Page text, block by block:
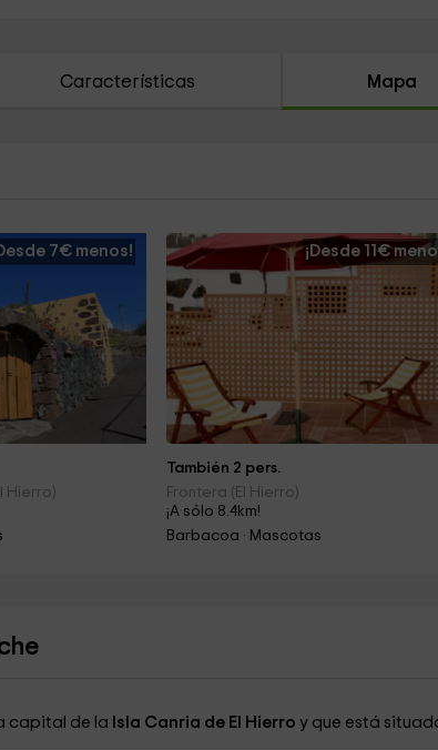
Características Mapa
7€ menos!
Hierro)
¡Desde 11€
También 2 pers.
Frontera (El Hierro)
¡A sólo 8.4km!
Barbacoa · Mascotas
capital de la Isla Canria de El Hierro y que está